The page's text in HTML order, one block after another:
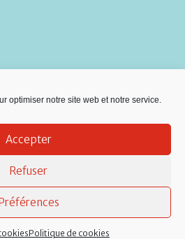
optimiser notre site web et notre service.
Accepter
Refuser
Politique de cookies